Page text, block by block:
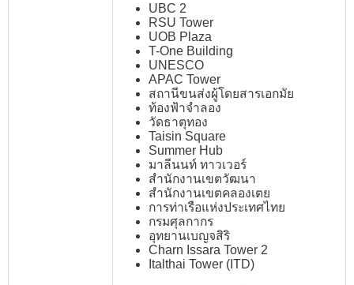
UBC 2
RSU Tower
UOB Plaza
T-One Building
UNESCO
APAC Tower
สถานีขนส่งผู้โดยสารเอกมัย
ท้องฟ้าจำลอง
วัดธาตุทอง
Taisin Square
Summer Hub
มาลีนนท์ ทาวเวอร์
สำนักงานเขตวัฒนา
สำนักงานเขตคลองเตย
การท่าเรือแห่งประเทศไทย
กรมศุลกากร
อุทยานเบญจสิริ
Charn Issara Tower 2
Italthai Tower (ITD)